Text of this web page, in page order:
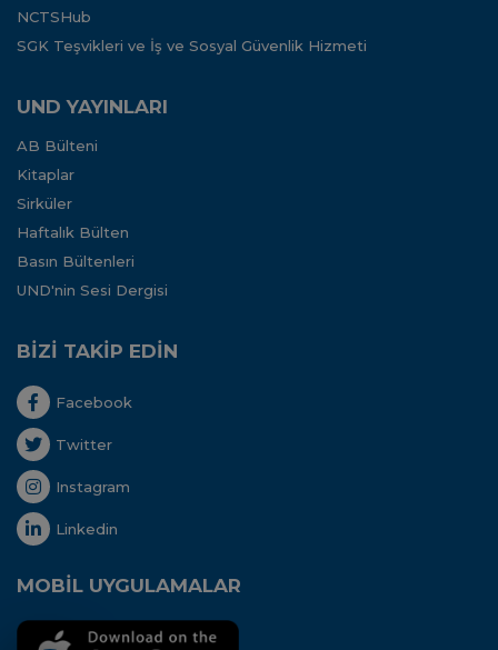
NCTSHub
SGK Teşvikleri ve İş ve Sosyal Güvenlik Hizmeti
UND YAYINLARI
AB Bülteni
Kitaplar
Sirküler
Haftalık Bülten
Basın Bültenleri
UND'nin Sesi Dergisi
BİZİ TAKİP EDİN
Facebook
Twitter
Instagram
Linkedin
MOBİL UYGULAMALAR